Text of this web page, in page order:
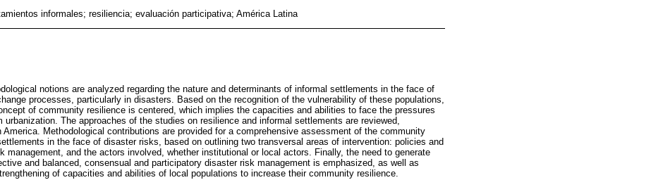
informales; resiliencia; evaluación participativa; América Latina
notions are analyzed regarding the nature and determinants of informal settlements in the face of
processes, particularly in disasters. Based on the recognition of the vulnerability of these populations,
of community resilience is centered, which implies the capacities and abilities to face the pressures
urbanization. The approaches of the studies on resilience and informal settlements are reviewed,
America. Methodological contributions are provided for a comprehensive assessment of the community
in the face of disaster risks, based on outlining two transversal areas of intervention: policies and
management, and the actors involved, whether institutional or local actors. Finally, the need to generate
and balanced, consensual and participatory disaster risk management is emphasized, as well as
of capacities and abilities of local populations to increase their community resilience.